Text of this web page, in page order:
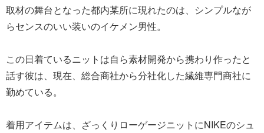
取材の舞台となった都内某所に現れたのは、シンプルなが
らセンスのいい装いのイケメン男性。
この日着ているニットは自ら素材開発から携わり作ったと
話す彼は、現在、総合商社から分社化した繊維専門商社に
勤めている。
着用アイテムは、ざっくりローゲージニットにNIKEのシュ